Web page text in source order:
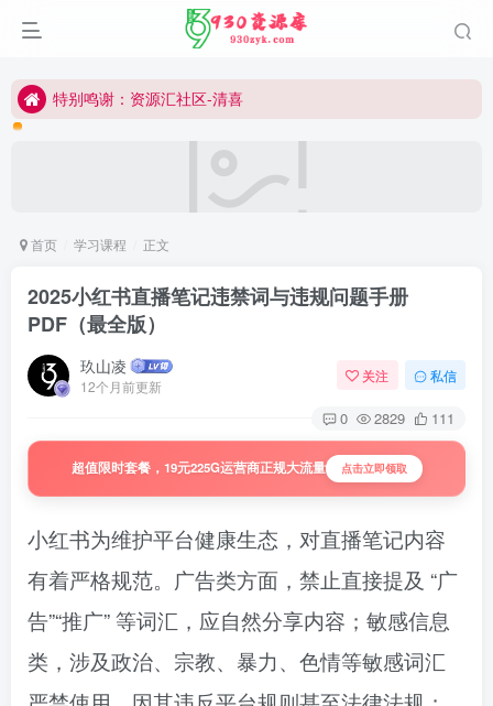
切勿用于商业或非法用途
特别鸣谢：资源汇社区-清喜
所有内容仅作学习研究
切勿用于商业或非法用途
首页 学习课程 正文
2025小红书直播笔记违禁词与违规问题手册
PDF（最全版）
玖山凌
12个月前更新
关注 私信
0 2829 111
超值限时套餐，19元225G运营商正规大流量 点击立即领取
小红书为维护平台健康生态，对直播笔记内容
有着严格规范。广告类方面，禁止直接提及 “广
告”“推广” 等词汇，应自然分享内容；敏感信息
类，涉及政治、宗教、暴力、色情等敏感词汇